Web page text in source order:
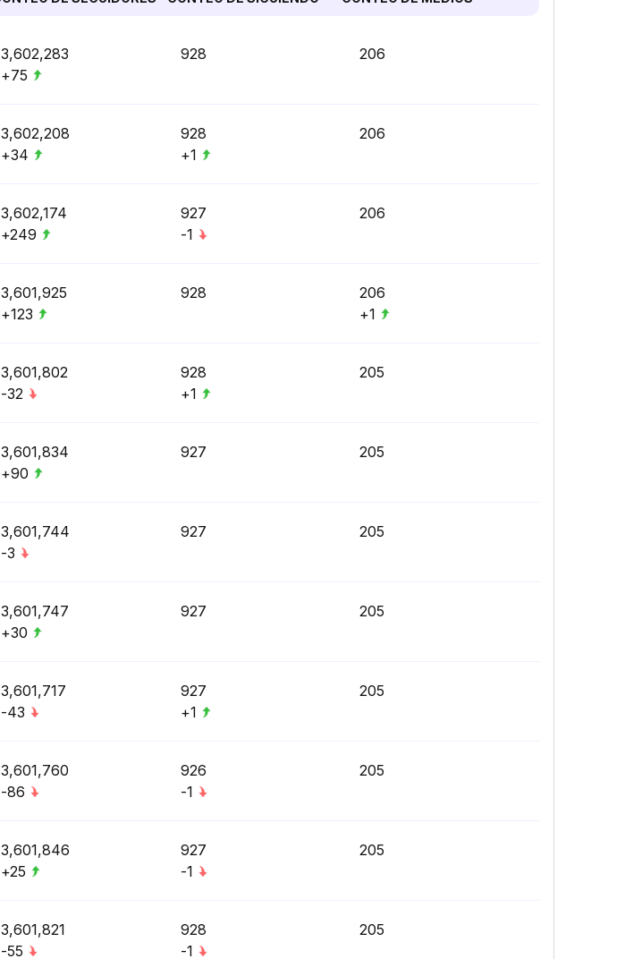
3,602,283
+75
928 206
3,602,208
+34
928
+1
206
3,602,174
+249
927
-1
206
3,601,925
+123
928
206
+1
3,601,802
-32
928
+1
205
3,601,834
+90
927 205
3,601,744
-3
927 205
3,601,747
+30
927 205
3,601,717
-43
927
+1
205
3,601,760
-86
926
-1
205
3,601,846
+25
927
-1
205
3,601,821
-55
928
-1
205